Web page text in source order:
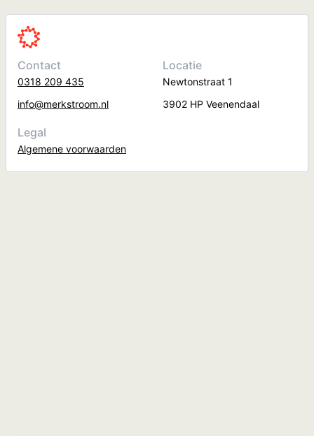
Contact
0318 209 435
info@merkstroom.nl
Locatie
Newtonstraat 1
3902 HP Veenendaal
Legal
Algemene voorwaarden